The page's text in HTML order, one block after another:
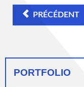
PRÉCÉDENT
PORTFOLIO